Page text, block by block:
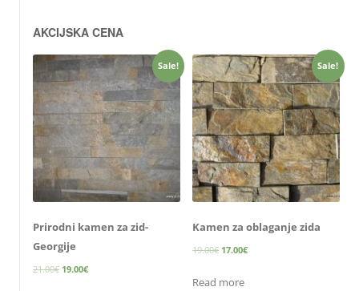
AKCIJSKA CENA
Sale!
Prirodni kamen za zid-
Georgije
21.00€ 19.00€
Sale!
Kamen za oblaganje zida
19.00€ 17.00€
Read more